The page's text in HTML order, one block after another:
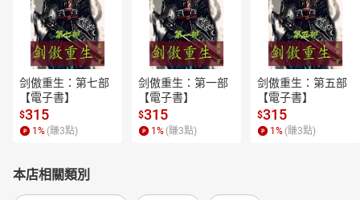
剑傲重生：第七部
【電子書】
$315
1 % (賺3點)
剑傲重生：第一部
【電子書】
$315
1 % (賺3點)
剑傲重生：第五部
【電子書】
$315
1 % (賺3點)
本店相關類別